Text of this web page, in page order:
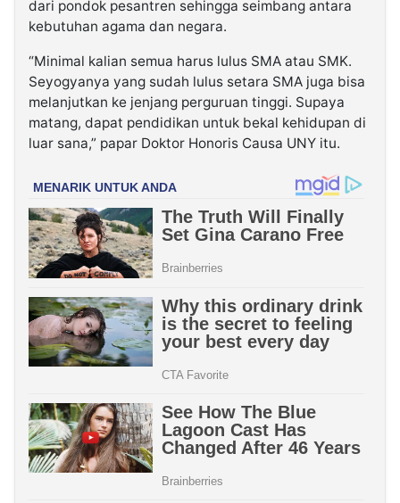
dari pondok pesantren sehingga seimbang antara
kebutuhan agama dan negara.
“Minimal kalian semua harus lulus SMA atau SMK.
Seyogyanya yang sudah lulus setara SMA juga bisa
melanjutkan ke jenjang perguruan tinggi. Supaya
matang, dapat pendidikan untuk bekal kehidupan di
luar sana,” papar Doktor Honoris Causa UNY itu.